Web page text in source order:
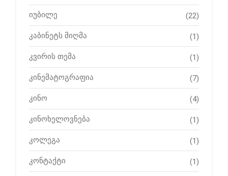
იუბილე (22)
კაბინეტს მიღმა (1)
კვირის თემა (1)
კინემატოგრაფია (7)
კინო (4)
კინოხელოვნება (1)
კოლეგა (1)
კონტაქტი (1)